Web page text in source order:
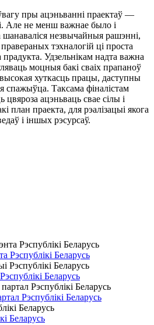
пры ацэньванні праектаў —
Але не менш важнае было і
незвычайныя рашэнні,
тэхналогій ці проста
Удзельнікам надта важна
моцныя бакі сваіх прапаноў
хуткасць працы, даступны
спажыўца. Таксама фіналістам
цвяроза ацэньваць свае сілы і
план праекта, для рэалізацыі якога
і іншых рэсурсаў.
Рэспублікі Беларусь
Беларусь
Рэспублікі Беларусь
Беларусь